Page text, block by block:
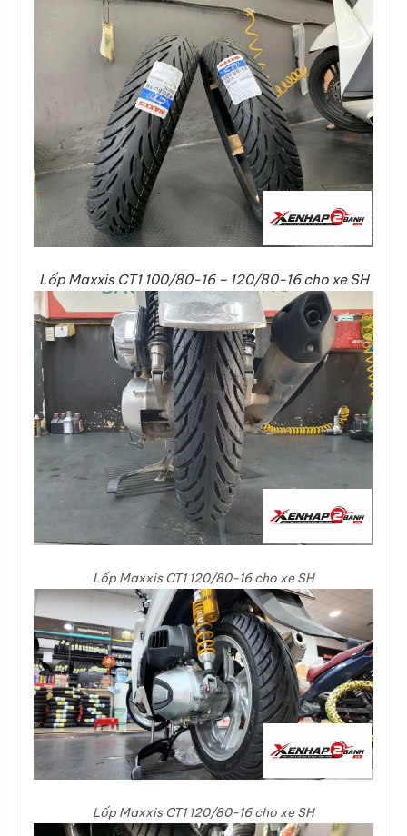
Lốp Maxxis CT1 100/80-16 – 120/80-16 cho xe SH
Lốp Maxxis CT1 120/80-16 cho xe SH
Lốp Maxxis CT1 120/80-16 cho xe SH